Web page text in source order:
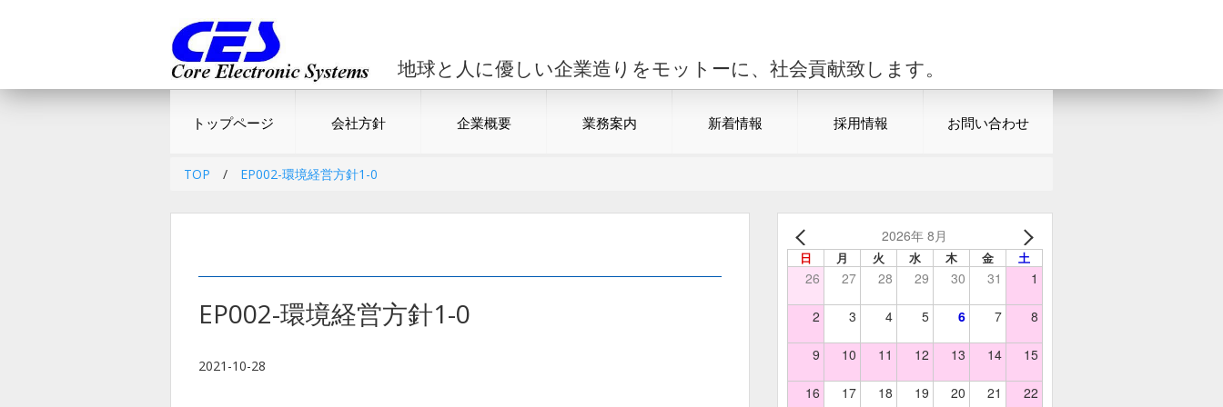
地球と人に優しい企業造りをモットーに、社会貢献致します。
トップページ 会社方針 企業概要 業務案内 新着情報 採用情報 お問い合わせ
TOP / EP002-環境経営方針1-0
EP002-環境経営方針1-0
2021-10-28
2026年 8月
日 月 火 水 木 金 土
26 27 28 29 30 31 1
2 3 4 5 6 7 8
9 10 11 12 13 14 15
16 17 18 19 20 21 22